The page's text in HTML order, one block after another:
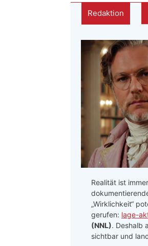
Redaktion
Realität ist
„Wirklichkeit“
gerufen: lage-
(NNL). Deshalb
sichtbar und